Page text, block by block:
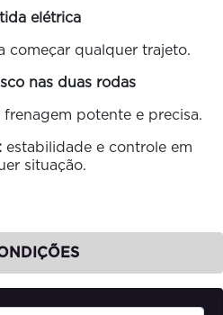
elétrica
começar qualquer trajeto.
nas duas rodas
frenagem potente e precisa.
estabilidade e controle em
situação.